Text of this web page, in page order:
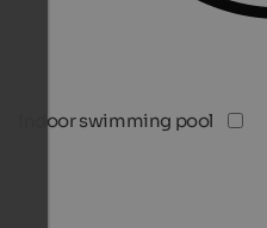
Indoor swimming pool